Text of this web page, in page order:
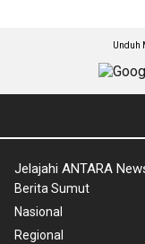
Unduh
Jelajahi ANTARA
Berita Sumut
Nasional
Regional